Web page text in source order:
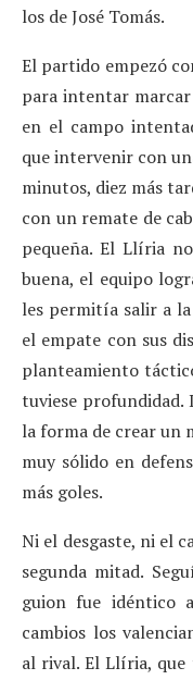
los de José Tomás.
El partido empezó
para intentar
en el campo
que intervenir con
minutos, diez más
con un remate de
pequeña. El Llíria
buena, el equipo
les permitía salir a
el empate con sus
planteamiento
tuviese profundidad.
la forma de crear un
muy sólido en
más goles.
Ni el desgaste, ni el
segunda mitad.
guion fue idéntico
cambios los
al rival. El Llíria,